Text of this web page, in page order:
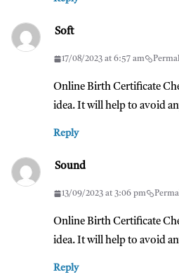
Soft
17/08/2023 at 6:57 am
Online Birth Certificate
idea. It will help to avoid
Reply
Sound
13/09/2023 at 3:06 pm
Online Birth Certificate
idea. It will help to avoid
Reply